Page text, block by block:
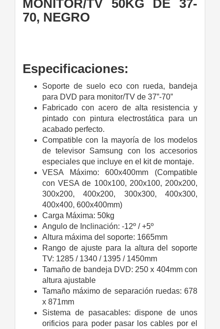
MONITOR/TV 50KG DE 37-
70, NEGRO
Especificaciones:
Soporte de suelo eco con rueda, bandeja
para DVD para monitor/TV de 37”-70”
Fabricado con acero de alta resistencia y
pintado con pintura electrostática para un
acabado perfecto.
Compatible con la mayoría de los modelos
de televisor Samsung con los accesorios
especiales que incluye en el kit de montaje.
VESA Máximo: 600x400mm (Compatible
con VESA de 100x100, 200x100, 200x200,
300x200, 400x200, 300x300, 400x300,
400x400, 600x400mm)
Carga Máxima: 50kg
Angulo de Inclinación: -12º / +5º
Altura máxima del soporte: 1665mm
Rango de ajuste para la altura del soporte
TV: 1285 / 1340 / 1395 / 1450mm
Tamaño de bandeja DVD: 250 x 404mm con
altura ajustable
Tamaño máximo de separación ruedas: 678
x 871mm
Sistema de pasacables: dispone de unos
orificios para poder pasar los cables por el